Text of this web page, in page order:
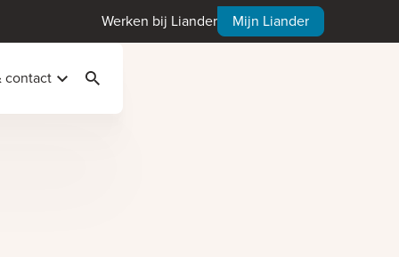
Werken bij Liander Mijn Liander
contact Zoeken